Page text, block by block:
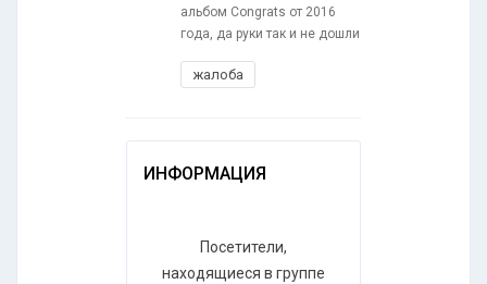
альбом Congrats от 2016
года, да руки так и не дошли
жалоба
ИНФОРМАЦИЯ
Посетители,
находящиеся в группе